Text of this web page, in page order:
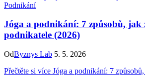
Podnikání
Jóga a podnikání: 7 způsobů, jak
podnikatele (2026)
OdByznys Lab 5. 5. 2026
Přečtěte si více Jóga a podnikání: 7